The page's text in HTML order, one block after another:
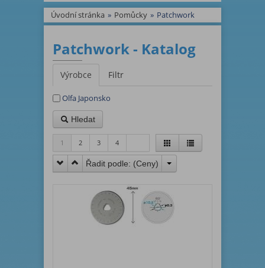
Úvodní stránka » Pomůcky » Patchwork
Patchwork - Katalog
Výrobce Filtr
Olfa Japonsko
Hledat
1 2 3 4
Řadit podle: (Ceny)